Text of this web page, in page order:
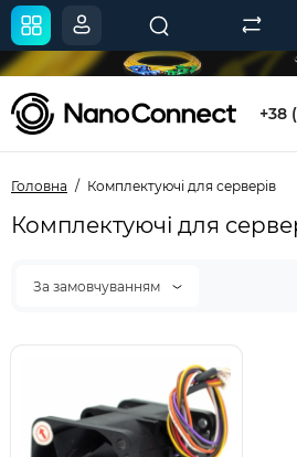
+38
Головна Комплектуючі для серверів
Комплектуючі для
За замовчуванням